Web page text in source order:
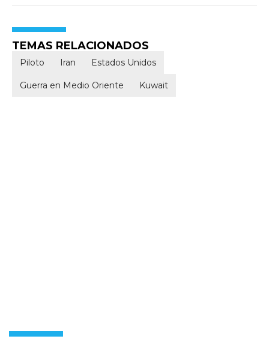
TEMAS RELACIONADOS
Piloto Iran Estados Unidos
Guerra en Medio Oriente Kuwait